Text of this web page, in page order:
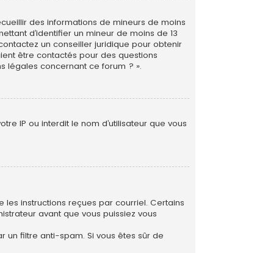
des informations de mineurs de moins
d’identifier un mineur de moins de 13
un conseiller juridique pour obtenir
être contactés pour des questions
légales concernant ce forum ? ».
IP ou interdit le nom d’utilisateur que vous
les instructions reçues par courriel. Certains
avant que vous puissiez vous
un filtre anti-spam. Si vous êtes sûr de